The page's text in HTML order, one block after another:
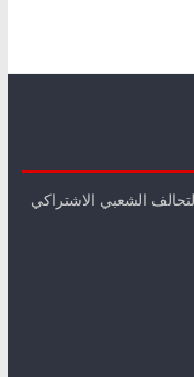
الشعبي الاشتراكي